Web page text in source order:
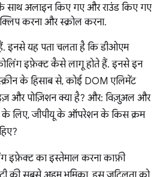
साथ अलाइन किए गए और राउंड किए गए
करना और स्क्रोल करना.
हैं. इनसे यह पता चलता है कि डीओएम
इफ़ेक्ट कैसे लागू होते हैं. इनसे इन
के हिसाब से, कोई DOM एलिमेंट
और पोज़िशन क्या है? और: विज़ुअल और
के लिए, जीपीयू के ऑपरेशन के किस क्रम
इफ़ेक्ट का इस्तेमाल करना काफ़ी